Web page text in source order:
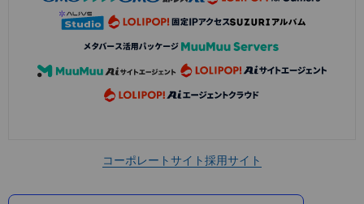
コーポレートサイト採用サイト